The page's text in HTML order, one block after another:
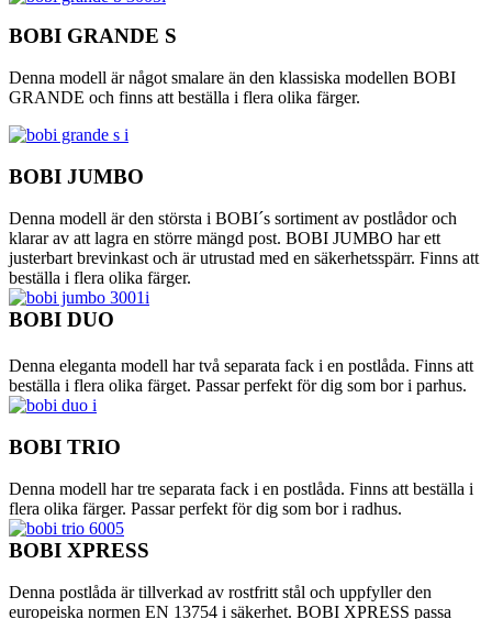
BOBI GRANDE S
Denna modell är något smalare än den klassiska modellen BOBI
GRANDE och finns att beställa i flera olika färger.
BOBI JUMBO
Denna modell är den största i BOBI´s sortiment av postlådor och
klarar av att lagra en större mängd post. BOBI JUMBO har ett
justerbart brevinkast och är utrustad med en säkerhetsspärr. Finns att
beställa i flera olika färger.
BOBI DUO
Denna eleganta modell har två separata fack i en postlåda. Finns att
beställa i flera olika färget. Passar perfekt för dig som bor i parhus.
BOBI TRIO
Denna modell har tre separata fack i en postlåda. Finns att beställa i
flera olika färger. Passar perfekt för dig som bor i radhus.
BOBI XPRESS
Denna postlåda är tillverkad av rostfritt stål och uppfyller den
europeiska normen EN 13754 i säkerhet. BOBI XPRESS passa